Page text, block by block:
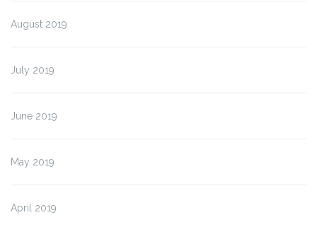
August 2019
July 2019
June 2019
May 2019
April 2019